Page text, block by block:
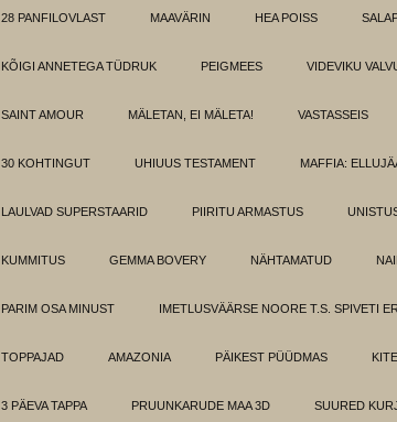
28 PANFILOVLAST MAAVÄRIN HEA POISS
KÕIGI ANNETEGA TÜDRUK PEIGMEES VIDEVIKU
SAINT AMOUR MÄLETAN, EI MÄLETA! VASTASSEIS
30 KOHTINGUT UHIUUS TESTAMENT MAFFIA:
LAULVAD SUPERSTAARID PIIRITU ARMASTUS
KUMMITUS GEMMA BOVERY NÄHTAMATUD
PARIM OSA MINUST IMETLUSVÄÄRSE NOORE T.S. SPIVETI
TOPPAJAD AMAZONIA PÄIKEST PÜÜDMAS KITE
3 PÄEVA TAPPA PRUUNKARUDE MAA 3D SUURED